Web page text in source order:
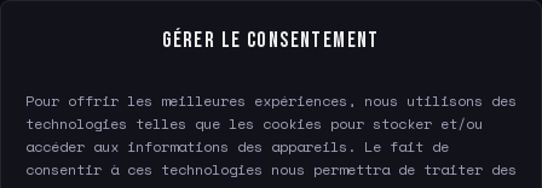
Gérer le consentement
Pour offrir les meilleures expériences, nous utilisons des
technologies telles que les cookies pour stocker et/ou
accéder aux informations des appareils. Le fait de
consentir à ces technologies nous permettra de traiter des
Contact